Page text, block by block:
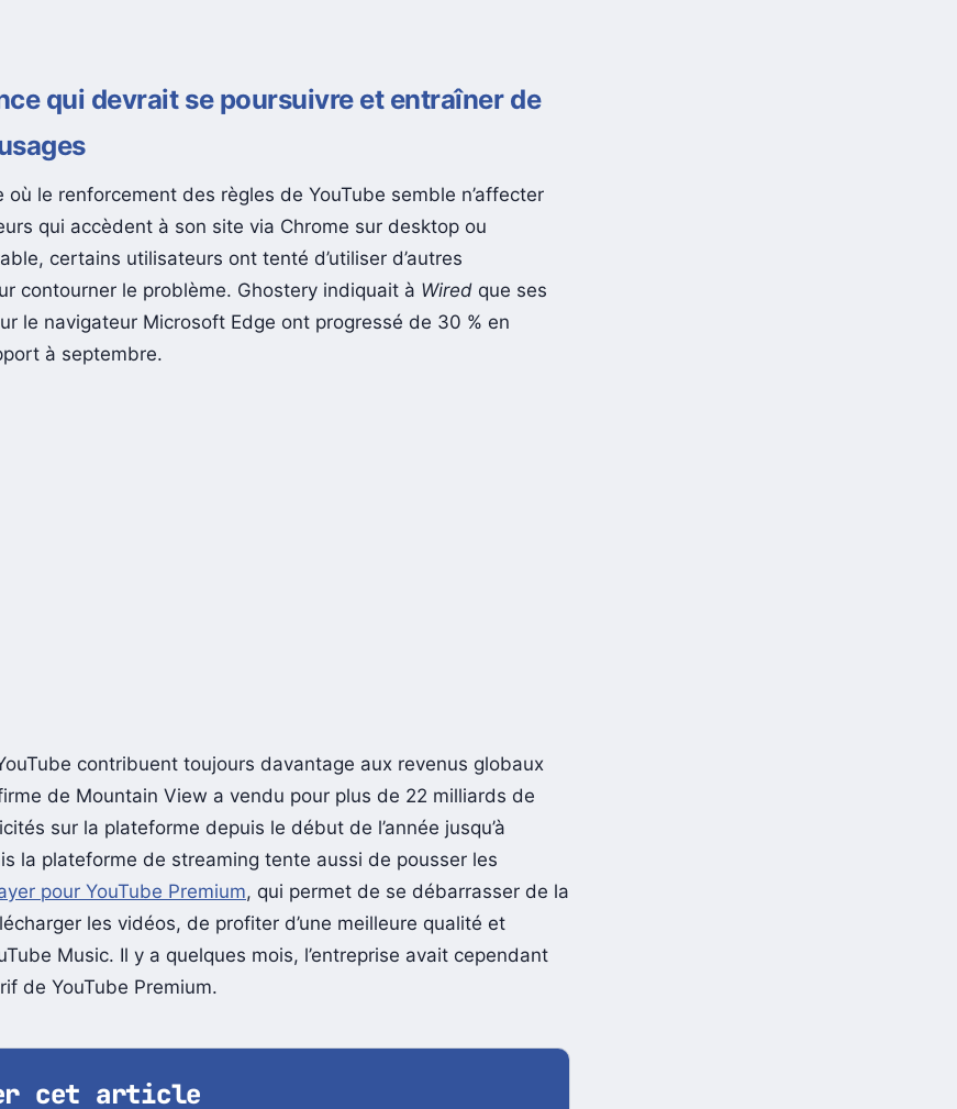
qui devrait se poursuivre et entraîner de
où le renforcement des règles de YouTube semble n’affecter
qui accèdent à son site via Chrome sur desktop ou
certains utilisateurs ont tenté d’utiliser d’autres
contourner le problème. Ghostery indiquait à Wiredque ses
le navigateur Microsoft Edge ont progressé de 30 % en
contribuent toujours davantage aux revenus globaux
de Mountain View a vendu pour plus de 22 milliards de
sur la plateforme depuis le début de l’année jusqu’à
la plateforme de streaming tente aussi de pousser les
pour YouTube Premium, qui permet de se débarrasser de la
les vidéos, de profiter d’une meilleure qualité et
Music. Il y a quelques mois, l’entreprise avait cependant